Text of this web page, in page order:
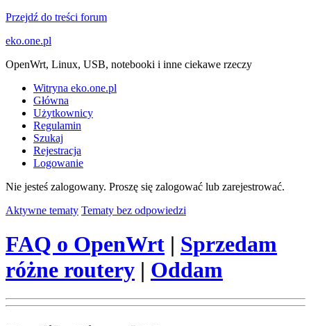
Przejdź do treści forum
eko.one.pl
OpenWrt, Linux, USB, notebooki i inne ciekawe rzeczy
Witryna eko.one.pl
Główna
Użytkownicy
Regulamin
Szukaj
Rejestracja
Logowanie
Nie jesteś zalogowany. Proszę się zalogować lub zarejestrować.
Aktywne tematy Tematy bez odpowiedzi
FAQ o OpenWrt | Sprzedam
różne routery | Oddam